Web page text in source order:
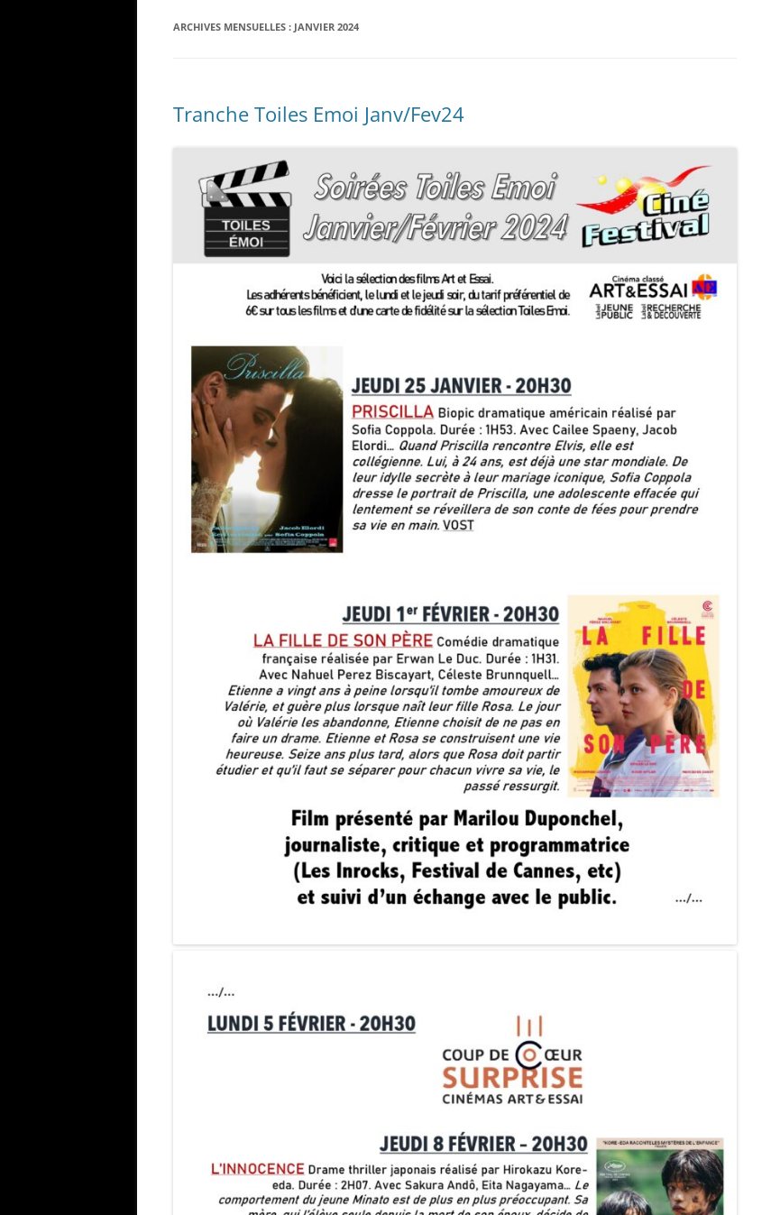
ARCHIVES MENSUELLES : JANVIER 2024
Tranche Toiles Emoi Janv/Fev24